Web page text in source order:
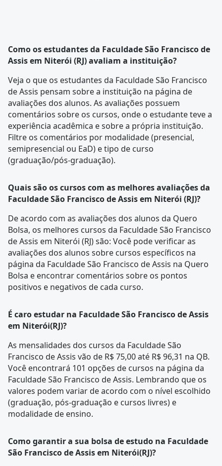
Como os estudantes da Faculdade São Francisco de
Assis em Niterói (RJ) avaliam a instituição?
Veja o que os estudantes da Faculdade São Francisco
de Assis pensam sobre a instituição na página de
avaliações dos alunos. As avaliações possuem
comentários sobre os cursos, onde o estudante teve a
experiência acadêmica e sobre a própria instituição.
Filtre os comentários por modalidade (presencial,
semipresencial ou EaD) e tipo de curso
(graduação/pós-graduação).
Quais são os cursos com as melhores avaliações da
Faculdade São Francisco de Assis em Niterói (RJ)?
De acordo com as avaliações dos alunos da Quero
Bolsa, os melhores cursos da Faculdade São Francisco
de Assis em Niterói (RJ) são: Você pode verificar as
avaliações dos alunos sobre cursos específicos na
página da Faculdade São Francisco de Assis na Quero
Bolsa e encontrar comentários sobre os pontos
positivos e negativos de cada curso.
É caro estudar na Faculdade São Francisco de Assis
em Niterói(RJ)?
As mensalidades dos cursos da Faculdade São
Francisco de Assis vão de R$ 75,00 até R$ 96,31 na QB.
Você encontrará 101 opções de cursos na página da
Faculdade São Francisco de Assis. Lembrando que os
valores podem variar de acordo com o nível escolhido
(graduação, pós-graduação e cursos livres) e
modalidade de ensino.
Como garantir a sua bolsa de estudo na Faculdade
São Francisco de Assis em Niterói(RJ)?